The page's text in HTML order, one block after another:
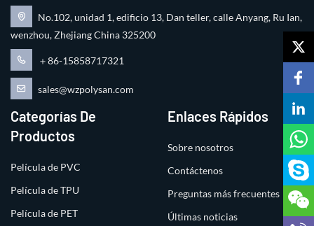
No.102, unidad 1, edificio 13, Dan teller, calle Anyang, Ru Ian,
wenzhou, Zhejiang China 325200
＋86-15858717321
sales@wzpolysan.com
Categorías De
Productos
Película de PVC
Película de TPU
Película de PET
Enlaces Rápidos
Sobre nosotros
Contáctenos
Preguntas más frecuentes
Últimas noticias